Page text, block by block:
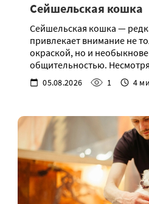
Сейшельская кошка
Сейшельская кошка —
привлекает внимание не
окраской, но и
общительностью.
05.08.2026 1 4